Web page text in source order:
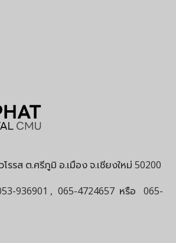
รรส ต.ศรีภูมิ อ.เมือง จ.เชียงใหม่ 50200
936901 , 065-4724657 หรือ
065-